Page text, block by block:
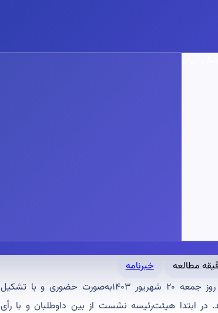
خبرنامه
انتخابات شعبه خراسان رضوی جامعه دندانپزشکی ایران روز جمعه ۲۰ شهریور ۱۴۰۳به‌صورت حضوری و با تشکیل
ابتدا هیئت‌رئیسه نشست از بین داوطلبان و با رأی